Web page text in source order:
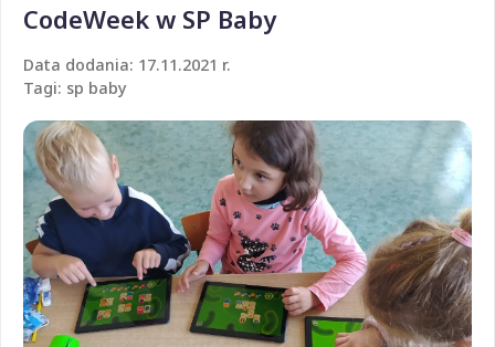
CodeWeek w SP Baby
Data dodania: 17.11.2021 r.
Tagi: sp baby